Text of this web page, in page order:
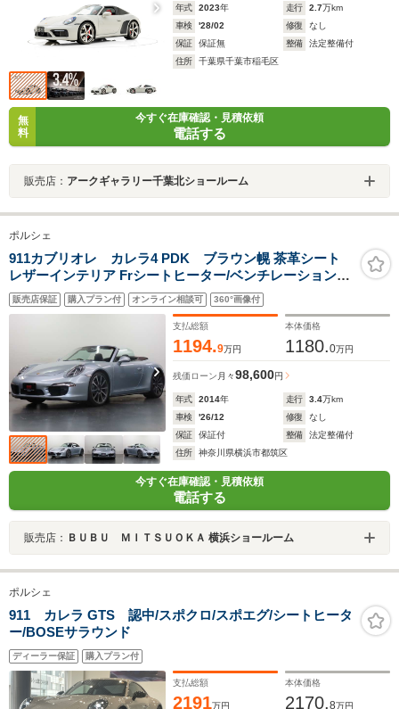
年式 2023年 走行 2.7万km
車検
'28/02 修復
なし
保証
保証無 整備
法定整備付
住所
千葉県千葉市稲毛区
無
料
今すぐ在庫確認・見積依頼
電話する
販売店： アークギャラリー千葉北ショールーム
ポルシェ
911カブリオレ カレラ4 PDK ブラウン幌 茶革シート
レザーインテリア Frシートヒーター/ベンチレーションシ
ート Clarion製ナビ 地デジTV Bカメラ BOSEサウンド ヘ
ッドレストクレスト カレラクラシック20AW バイキセノ
販売店保証 購入プラン付 オンライン相談可 360°画像付
支払総額
1194.9万円
本体価格
1180.0万円
残価ローン 月々98,600円
年式 2014年 走行 3.4万km
車検
'26/12 修復
なし
保証
保証付 整備
法定整備付
住所
神奈川県横浜市都筑区
今すぐ在庫確認・見積依頼
電話する
販売店： ＢＵＢＵ ＭＩＴＳＵＯＫＡ 横浜ショールーム
ポルシェ
911 カレラ GTS 認中/スポクロ/スポエグ/シートヒータ
ー/BOSEサラウンド
ディーラー保証 購入プラン付
支払総額
2191万円
本体価格
2170.8万円